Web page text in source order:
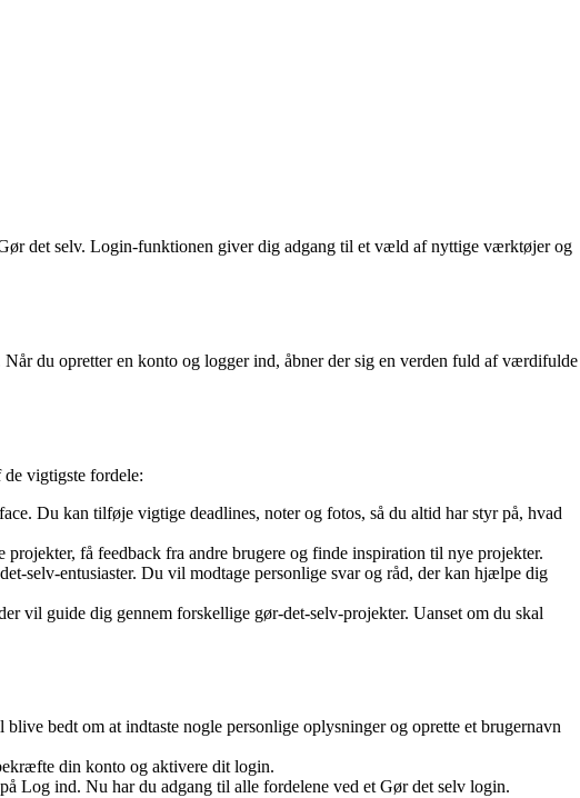
det selv. Login-funktionen giver dig adgang til et væld af nyttige værktøjer og
du opretter en konto og logger ind, åbner der sig en verden fuld af værdifulde
vigtigste fordele:
Du kan tilføje vigtige deadlines, noter og fotos, så du altid har styr på, hvad
få feedback fra andre brugere og finde inspiration til nye projekter.
selv-entusiaster. Du vil modtage personlige svar og råd, der kan hjælpe dig
vil guide dig gennem forskellige gør-det-selv-projekter. Uanset om du skal
bedt om at indtaste nogle personlige oplysninger og oprette et brugernavn
din konto og aktivere dit login.
Log ind. Nu har du adgang til alle fordelene ved et Gør det selv login.